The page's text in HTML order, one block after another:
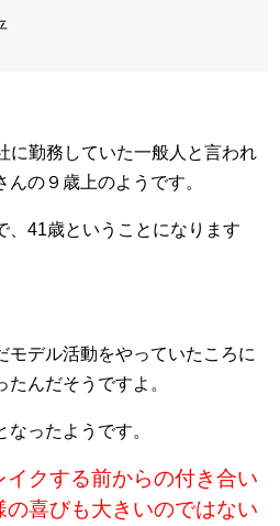
に勤務していた一般人と言われ
の９歳上のようです。
、41歳ということになります
モデル活動をやっていたころに
んだそうですよ。
ったようです。
クする前からの付き合い
喜びも大きいのではない